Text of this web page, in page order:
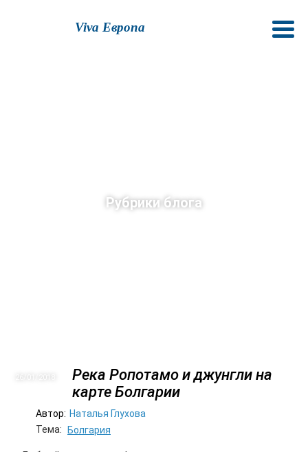
Viva Европа
Рубрики блога
Река Ропотамо и джунгли на
карте Болгарии
Автор: Наталья Глухова
Тема:
Болгария